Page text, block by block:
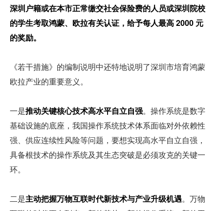
深圳户籍或在本市正常缴交社会保险费的人员或深圳院校
的学生考取鸿蒙、欧拉有关认证，给予每人最高 2000 元
的奖励。
《若干措施》的编制说明中还特地说明了深圳市培育鸿蒙
欧拉产业的重要意义。
一是推动关键核心技术高水平自立自强。操作系统是数字
基础设施的底座，我国操作系统技术体系面临对外依赖性
强、供应连续性风险等问题，要想实现高水平自立自强，
具备根技术的操作系统及其生态突破是必须攻克的关键一
环。
二是主动把握万物互联时代新技术与产业升级机遇。万物